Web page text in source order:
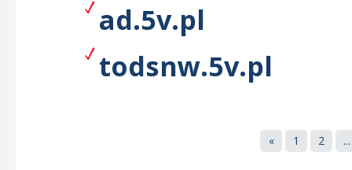
ad.5v.pl
todsnw.5v.pl
« 1 2 ...